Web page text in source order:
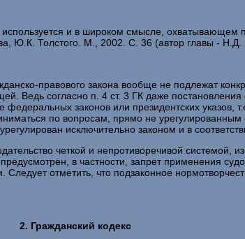
используется и в широком смысле,
Ю.К. Толстого. М., 2002. С. 36 (автор главы - Н.Д.
правового закона вообще не подлежат
Ведь согласно п. 4 ст. 3 ГК даже
законов или президентских указов,
по вопросам, прямо не
исключительно законом и в
четкой и непротиворечивой системой,
в частности, запрет применения
Следует отметить, что подзаконное
2. Гражданский кодекс